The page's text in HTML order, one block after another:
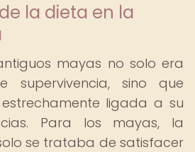
la dieta en la
mayas no solo era
supervivencia, sino que
ligada a su
Para los mayas, la
se trataba de satisfacer